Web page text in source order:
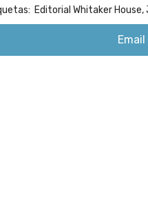
Editorial Whitaker House,